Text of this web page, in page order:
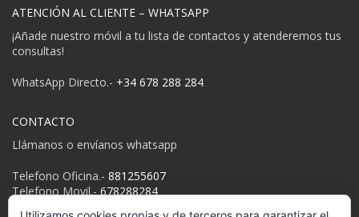
ATENCIÓN AL CLIENTE – WHATSAPP
¡Añade nuestro móvil a tu lista de contactos y atenderemos tus
consultas!
WhatsApp Directo.- +34 678 288 284
CONTACTO
Llámanos o envíanos whatsapp
Telefono Oficina.- 881255607
Telefono Movil.-678288284